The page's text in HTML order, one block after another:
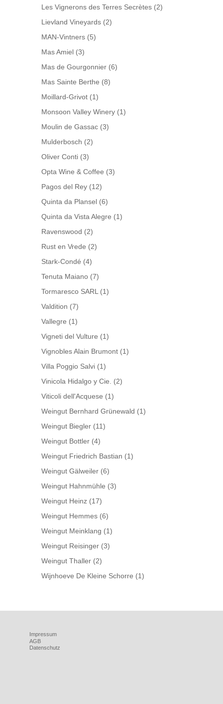
Les Vignerons des Terres Secrètes (2)
Lievland Vineyards (2)
MAN-Vintners (5)
Mas Amiel (3)
Mas de Gourgonnier (6)
Mas Sainte Berthe (8)
Moillard-Grivot (1)
Monsoon Valley Winery (1)
Moulin de Gassac (3)
Mulderbosch (2)
Oliver Conti (3)
Opta Wine & Coffee (3)
Pagos del Rey (12)
Quinta da Plansel (6)
Quinta da Vista Alegre (1)
Ravenswood (2)
Rust en Vrede (2)
Stark-Condé (4)
Tenuta Maiano (7)
Tormaresco SARL (1)
Valdition (7)
Vallegre (1)
Vigneti del Vulture (1)
Vignobles Alain Brumont (1)
Villa Poggio Salvi (1)
Vinicola Hidalgo y Cie.
(2)
Viticoli dell'Acquese (1)
Weingut Bernhard Grünewald (1)
Weingut Biegler (11)
Weingut Bottler (4)
Weingut Friedrich Bastian (1)
Weingut Gälweiler (6)
Weingut Hahnmühle (3)
Weingut Heinz (17)
Weingut Hemmes (6)
Weingut Meinklang (1)
Weingut Reisinger (3)
Weingut Thaller (2)
Wijnhoeve De Kleine Schorre (1)
Impressum
AGB
Datenschutz